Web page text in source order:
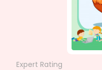
Expert Rating